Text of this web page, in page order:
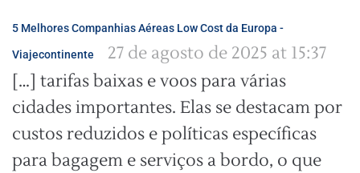
5 Melhores Companhias Aéreas Low Cost da Europa -
Viajecontinente
27 de agosto de 2025 at 15:37
[…] tarifas baixas e voos para várias
cidades importantes. Elas se destacam por
custos reduzidos e políticas específicas
para bagagem e serviços a bordo, o que